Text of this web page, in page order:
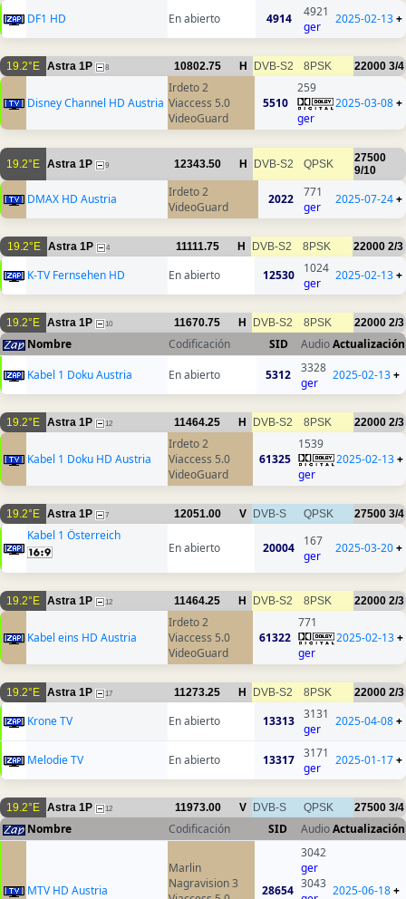
DF1 HD En abierto 4914
4921
ger
2025-02-13+
19.2°E Astra 1P 8 10802.75 H DVB-S2 8PSK 22000 3/4
Disney Channel HD Austria
Irdeto 2
Viaccess 5.0
VideoGuard
5510
259
ger
2025-03-08+
19.2°E Astra 1P 9 12343.50 H DVB-S2 QPSK
27500
9/10
DMAX HD Austria
Irdeto 2
VideoGuard
2022
771
ger
2025-07-24+
19.2°E Astra 1P 4 11111.75 H DVB-S2 8PSK 22000 2/3
K-TV Fernsehen HD En abierto 12530
1024
ger
2025-02-13+
19.2°E Astra 1P 10 11670.75 H DVB-S2 8PSK 22000 2/3
Nombre Codificación SID AudioActualización
Kabel 1 Doku Austria
En abierto 5312
3328
ger
2025-02-13+
19.2°E Astra 1P 12 11464.25 H DVB-S2 8PSK 22000 2/3
Kabel 1 Doku HD Austria
Irdeto 2
Viaccess 5.0
VideoGuard
61325
1539
ger
2025-02-13+
19.2°E Astra 1P 7 12051.00 V DVB-S QPSK 27500 3/4
Kabel 1 Österreich
En abierto
20004
167
ger
2025-03-20+
19.2°E Astra 1P 12 11464.25 H DVB-S2 8PSK 22000 2/3
Kabel eins HD Austria
Irdeto 2
Viaccess 5.0
VideoGuard
61322
771
ger
2025-02-13+
19.2°E Astra 1P 17 11273.25 H DVB-S2 8PSK 22000 2/3
Krone TV En abierto 13313 3131
ger
2025-04-08+
Melodie TV En abierto 13317 3171
ger
2025-01-17+
19.2°E Astra 1P 12 11973.00 V DVB-S QPSK 27500 3/4
Nombre Codificación SID AudioActualización
MTV HD Austria
Marlin
Nagravision 3
28654
3042
ger
3043 2025-06-18+